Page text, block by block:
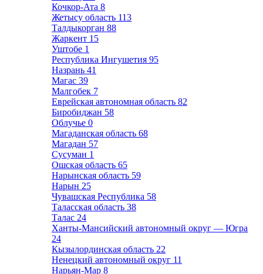
Кочкор-Ата 8
Жетысу область 113
Талдыкорган 88
Жаркент 15
Уштобе 1
Республика Ингушетия 95
Назрань 41
Магас 39
Малгобек 7
Еврейская автономная область 82
Биробиджан 58
Облучье 0
Магаданская область 68
Магадан 57
Сусуман 1
Ошская область 65
Нарынская область 59
Нарын 25
Чувашская Республика 58
Таласская область 38
Талас 24
Ханты-Мансийский автономный округ — Югра
24
Кызылординская область 22
Ненецкий автономный округ 11
Нарьян-Мар 8